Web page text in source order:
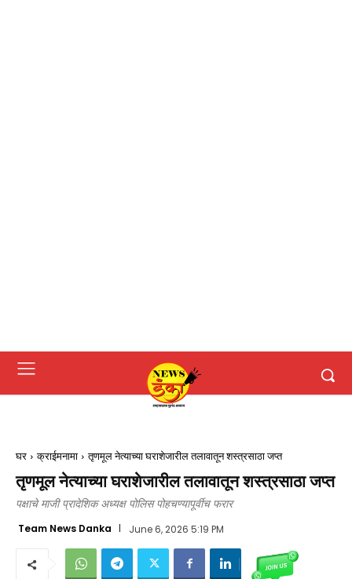
घर क्राईमनामा तृणमूल नेत्याच्या घराशेजारील तलावातून शस्त्रसाठा जप्त
तृणमूल नेत्याच्या घराशेजारील तलावातून शस्त्रसाठा जप्त
पक्षाचे माजी प्रादेशिक अध्यक्ष पोलिस पोहचण्यापूर्वीच फरार
Team News Danka June 6, 2026 5:19 PM